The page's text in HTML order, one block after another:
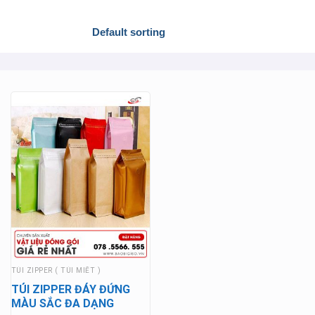
TÚI ZIPPER ( TÚI MIẾT )
TÚI ZIPPER ĐÁY ĐỨNG
MÀU SẮC ĐA DẠNG